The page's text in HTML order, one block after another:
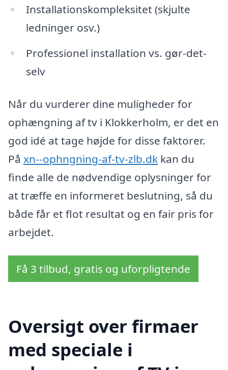
Installationskompleksitet (skjulte
ledninger osv.)
Professionel installation vs. gør-det-
selv
Når du vurderer dine muligheder for
ophængning af tv i Klokkerholm, er det en
god idé at tage højde for disse faktorer.
På xn--ophngning-af-tv-zlb.dk kan du
finde alle de nødvendige oplysninger for
at træffe en informeret beslutning, så du
både får et flot resultat og en fair pris for
arbejdet.
Få 3 tilbud, gratis og uforpligtende
Oversigt over firmaer
med speciale i